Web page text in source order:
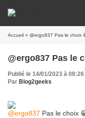
Accueil » @ergo837 Pas le choix
@ergo837 Pas le
Publié le 14/01/2023 à 08:26
Par Blog2geeks
@ergo837 Pas le choix